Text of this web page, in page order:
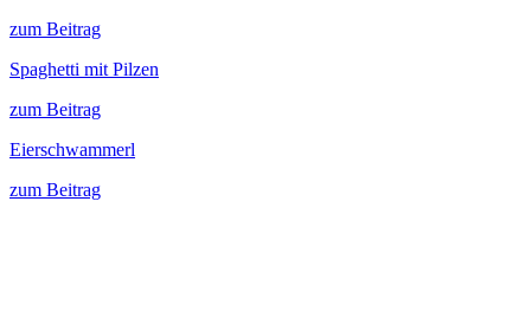
zum Beitrag
Spaghetti mit Pilzen
zum Beitrag
Eierschwammerl
zum Beitrag